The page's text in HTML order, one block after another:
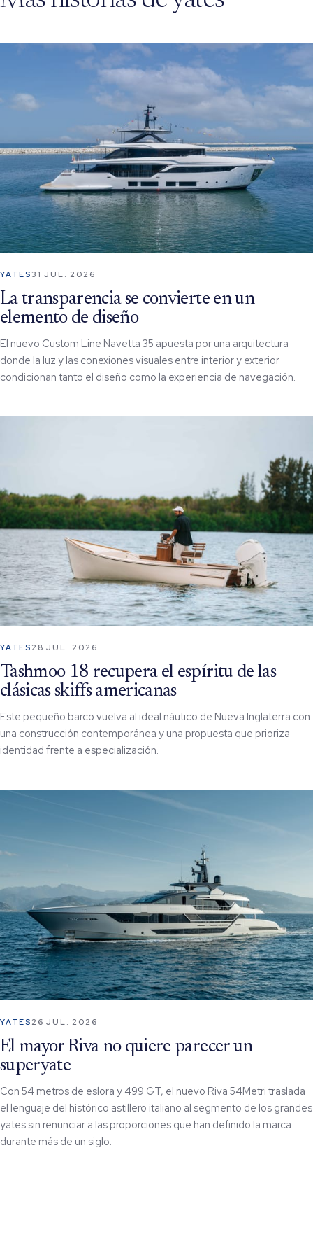
YATES31 JUL. 2026
La transparencia se convierte en un
elemento de diseño
El nuevo Custom Line Navetta 35 apuesta por una arquitectura
donde la luz y las conexiones visuales entre interior y exterior
condicionan tanto el diseño como la experiencia de navegación.
YATES 28 JUL. 2026
Tashmoo 18 recupera el espíritu de las
clásicas skiffs americanas
Este pequeño barco vuelva al ideal náutico de Nueva Inglaterra con
una construcción contemporánea y una propuesta que prioriza
identidad frente a especialización.
YATES 26 JUL. 2026
El mayor Riva no quiere parecer un
superyate
Con 54 metros de eslora y 499 GT, el nuevo Riva 54Metri traslada
el lenguaje del histórico astillero italiano al segmento de los grandes
yates sin renunciar a las proporciones que han definido la marca
durante más de un siglo.